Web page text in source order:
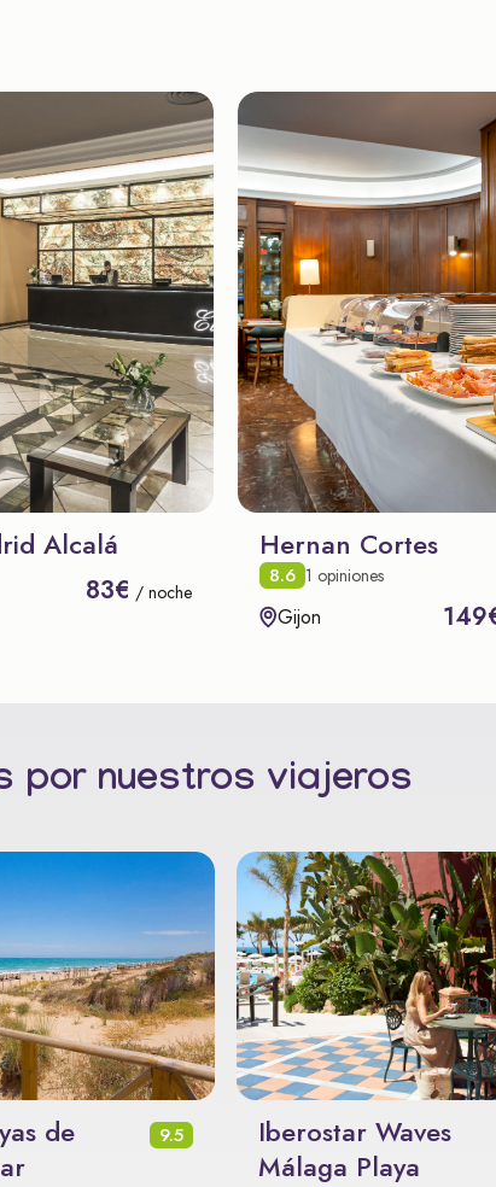
Alcalá
83€ / noche
Hernan Cortes
8.6 1 opiniones
Gijon
por nuestros viajeros
de
9.5
Iberostar Waves
Málaga Playa